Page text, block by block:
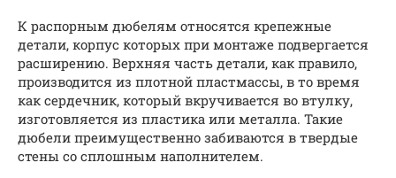
К распорным дюбелям относятся крепежные
детали, корпус которых при монтаже подвергается
расширению. Верхняя часть детали, как правило,
производится из плотной пластмассы, в то время
как сердечник, который вкручивается во втулку,
изготовляется из пластика или металла. Такие
дюбели преимущественно забиваются в твердые
стены со сплошным наполнителем.